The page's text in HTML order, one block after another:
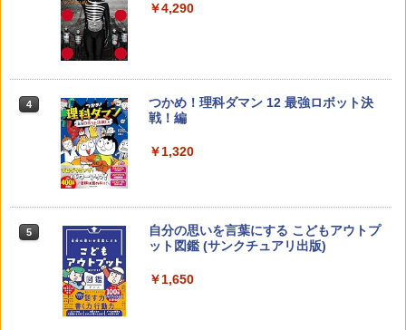
￥-
4 子どもが変わる魔法の言葉
￥2,200
5
向山洋一の系譜、その先へ 授業の腕を磨
く法則: 教育技術が子供の可能性を伸ば
￥2,127
Joyreal モンテッソーリ ビジーボード 知
早期開発 (スタンダード・エディション)
￥2,959
￥4,290
4
つかめ！理科ダマン 12 最強ロボット決
戦！編
￥1,320
5
自分の思いを言葉にする こどもアウトプ
ット図鑑 (サンクチュアリ出版)
￥1,650